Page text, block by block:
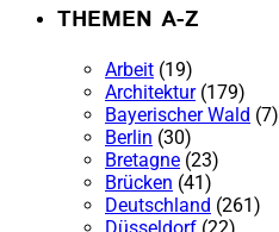
THEMEN A-Z
Arbeit (19)
Architektur(179)
Bayerischer Wald (7)
Berlin (30)
Bretagne (23)
Brücken (41)
Deutschland (261)